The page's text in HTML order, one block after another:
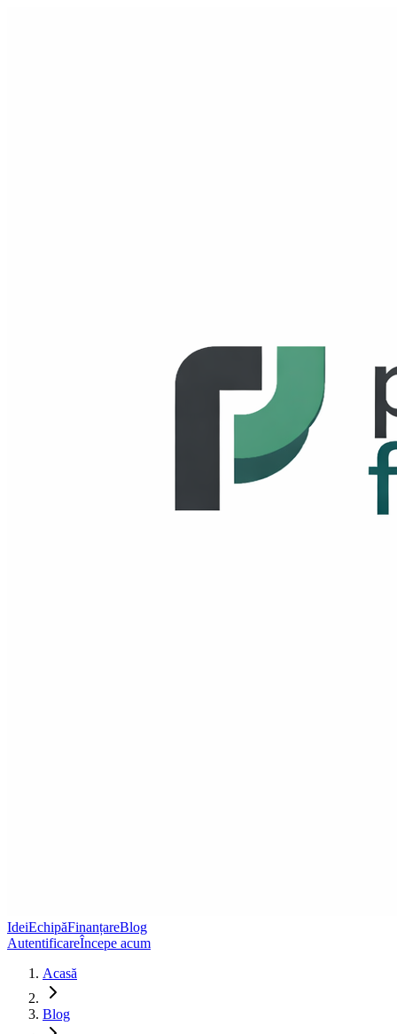
IdeiEchipăFinanțareBlog
AutentificareÎncepe acum
Acasă
Blog